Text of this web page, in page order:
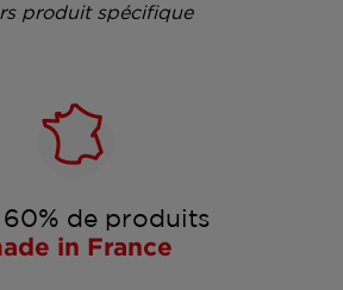
produit spécifique
60% de produits
in France